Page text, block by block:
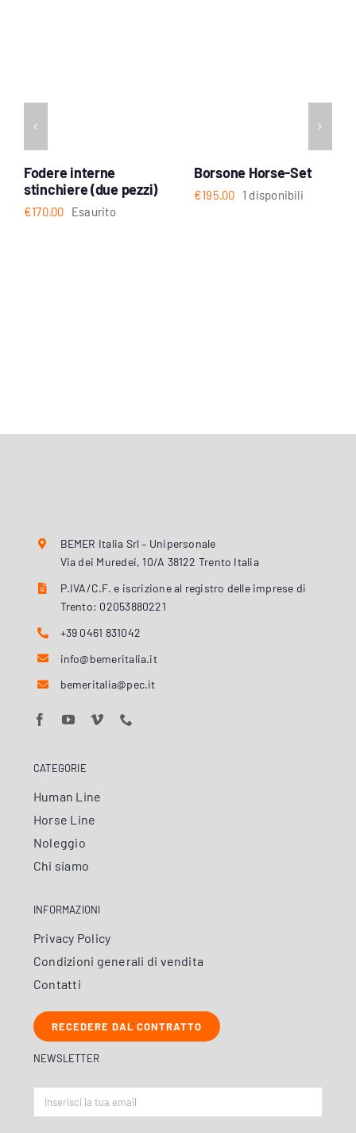
Fodere interne
stinchiere (due pezzi)
€170.00 Esaurito
Borsone Horse-Set
€195.00 1 disponibili
BEMER Italia Srl – Unipersonale
Via dei Muredei, 10/A 38122 Trento Italia
P.IVA/C.F. e iscrizione al registro delle imprese di
Trento: 02053880221
+39 0461 831042
info@bemeritalia.it
bemeritalia@pec.it
CATEGORIE
Human Line
Horse Line
Noleggio
Chi siamo
INFORMAZIONI
Privacy Policy
Condizioni generali di vendita
Contatti
RECEDERE DAL CONTRATTO
NEWSLETTER